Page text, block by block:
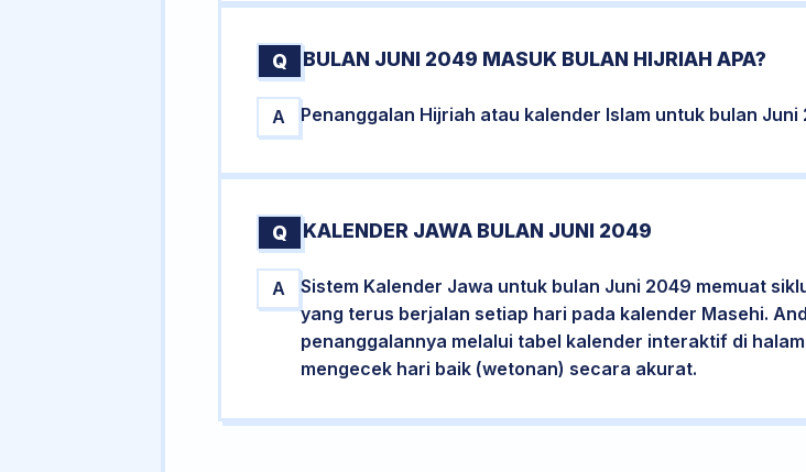
Q BULAN JUNI 2049 MASUK BULAN HIJRIAH APA?
A Penanggalan Hijriah atau kalender Islam untuk bulan
Q KALENDER JAWA BULAN JUNI 2049
A
Sistem Kalender Jawa untuk bulan Juni 2049 memuat
yang terus berjalan setiap hari pada kalender Masehi.
penanggalannya melalui tabel kalender interaktif di
mengecek hari baik (wetonan) secara akurat.